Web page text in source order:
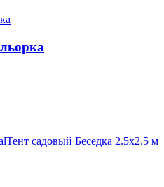
Тент садовый Беседка 2.5х2.5 м